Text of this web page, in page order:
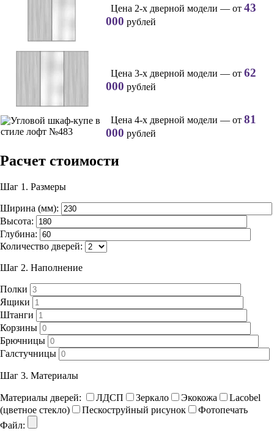
Цена 2-х дверной модели — от 43
000 рублей
Цена 3-х дверной модели — от 62
000 рублей
Цена 4-х дверной модели — от 81
000 рублей
Расчет стоимости
Шаг 1. Размеры
Ширина (мм):
Высота:
Глубина:
Количество дверей:
Шаг 2. Наполнение
Полки
Ящики
Штанги
Корзины
Брючницы
Галстучницы
Шаг 3. Материалы
Материалы дверей: ЛДСП Зеркало Экокожа
Lacobel
(цветное стекло)
Пескоструйный рисунок
Фотопечать
Файл: